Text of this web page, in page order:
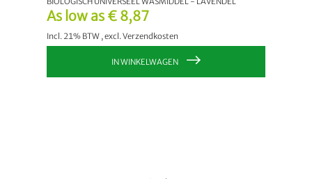
As low as € 8,87
Incl. 21% BTW ,excl.Verzendkosten
IN WINKELWAGEN